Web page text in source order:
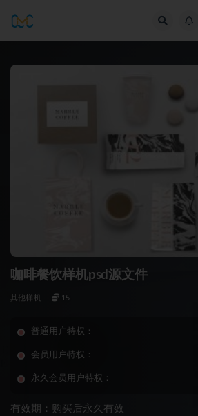
咖啡餐饮样机psd源文件
其他样机 15
普通用户特权：
会员用户特权：
永久会员用户特权：
有效期：购买后永久有效